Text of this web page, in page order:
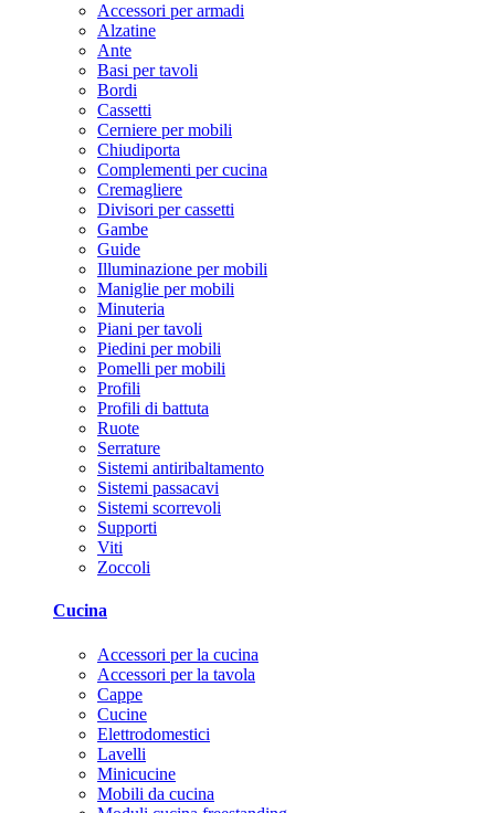
Accessori per armadi
Alzatine
Ante
Basi per tavoli
Bordi
Cassetti
Cerniere per mobili
Chiudiporta
Complementi per cucina
Cremagliere
Divisori per cassetti
Gambe
Guide
Illuminazione per mobili
Maniglie per mobili
Minuteria
Piani per tavoli
Piedini per mobili
Pomelli per mobili
Profili
Profili di battuta
Ruote
Serrature
Sistemi antiribaltamento
Sistemi passacavi
Sistemi scorrevoli
Supporti
Viti
Zoccoli
Cucina
Accessori per la cucina
Accessori per la tavola
Cappe
Cucine
Elettrodomestici
Lavelli
Minicucine
Mobili da cucina